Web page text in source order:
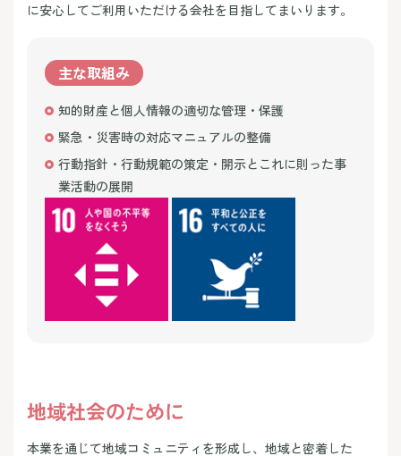
に安心してご利用いただける会社を目指してまいります。
主な取組み
知的財産と個人情報の適切な管理・保護
緊急・災害時の対応マニュアルの整備
行動指針・行動規範の策定・開示とこれに則った事
業活動の展開
地域社会のために
本業を通じて地域コミュニティを形成し、地域と密着した